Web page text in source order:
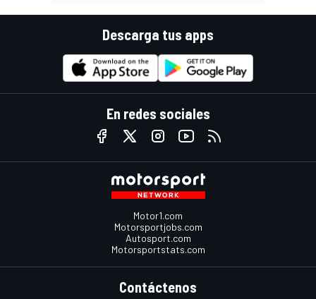
Descarga tus apps
En redes sociales
Motor1.com
Motorsportjobs.com
Autosport.com
Motorsportstats.com
Contáctenos